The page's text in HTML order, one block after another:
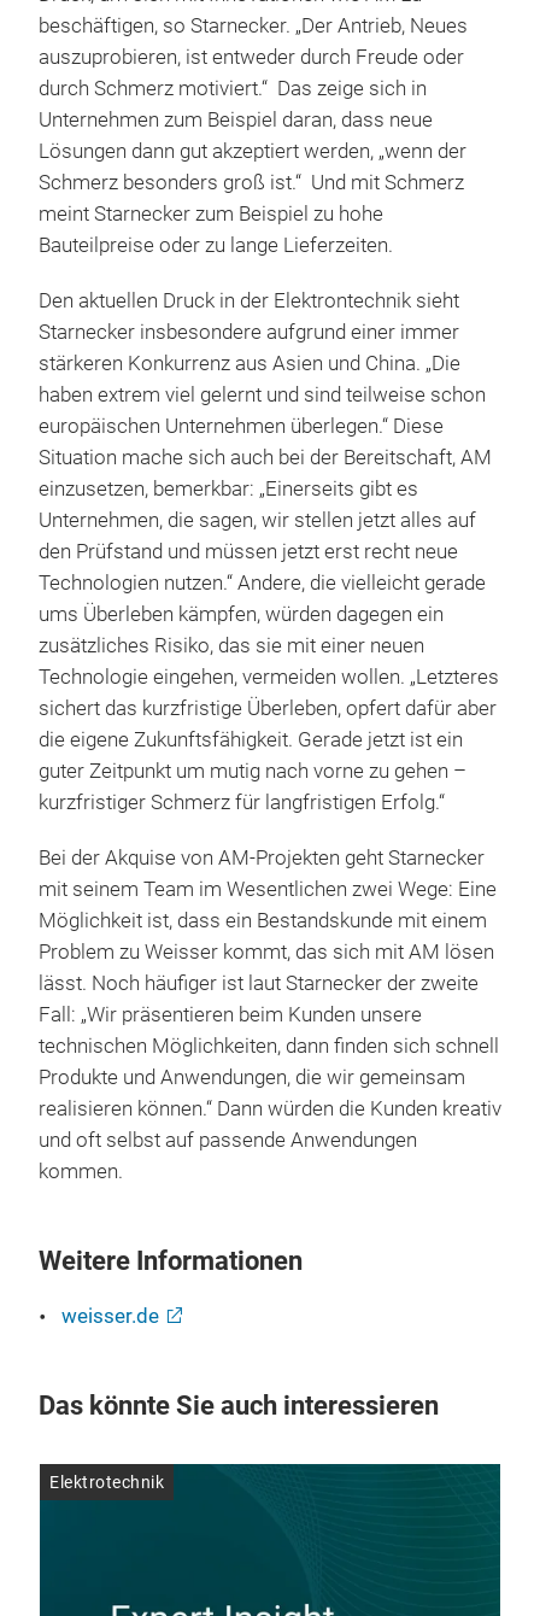
beschäftigen, so Starnecker. „Der Antrieb, Neues
auszuprobieren, ist entweder durch Freude oder
durch Schmerz motiviert.“ Das zeige sich in
Unternehmen zum Beispiel daran, dass neue
Lösungen dann gut akzeptiert werden, „wenn der
Schmerz besonders groß ist.“ Und mit Schmerz
meint Starnecker zum Beispiel zu hohe
Bauteilpreise oder zu lange Lieferzeiten.
Den aktuellen Druck in der Elektrontechnik sieht
Starnecker insbesondere aufgrund einer immer
stärkeren Konkurrenz aus Asien und China. „Die
haben extrem viel gelernt und sind teilweise schon
europäischen Unternehmen überlegen.“ Diese
Situation mache sich auch bei der Bereitschaft, AM
einzusetzen, bemerkbar: „Einerseits gibt es
Unternehmen, die sagen, wir stellen jetzt alles auf
den Prüfstand und müssen jetzt erst recht neue
Technologien nutzen.“ Andere, die vielleicht gerade
ums Überleben kämpfen, würden dagegen ein
zusätzliches Risiko, das sie mit einer neuen
Technologie eingehen, vermeiden wollen. „Letzteres
sichert das kurzfristige Überleben, opfert dafür aber
die eigene Zukunftsfähigkeit. Gerade jetzt ist ein
guter Zeitpunkt um mutig nach vorne zu gehen –
kurzfristiger Schmerz für langfristigen Erfolg.“
Bei der Akquise von AM-Projekten geht Starnecker
mit seinem Team im Wesentlichen zwei Wege: Eine
Möglichkeit ist, dass ein Bestandskunde mit einem
Problem zu Weisser kommt, das sich mit AM lösen
lässt. Noch häufiger ist laut Starnecker der zweite
Fall: „Wir präsentieren beim Kunden unsere
technischen Möglichkeiten, dann finden sich schnell
Produkte und Anwendungen, die wir gemeinsam
realisieren können.“ Dann würden die Kunden kreativ
und oft selbst auf passende Anwendungen
kommen.
Weitere Informationen
weisser.de
Das könnte Sie auch interessieren
Elektrotechnik